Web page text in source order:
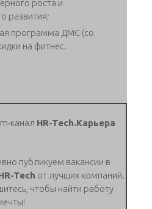
роста и
развития;
программа ДМС (со
на фитнес.
канал HR-Tech.Карьера
публикуем вакансии в
Tech от лучших компаний.
чтобы найти работу